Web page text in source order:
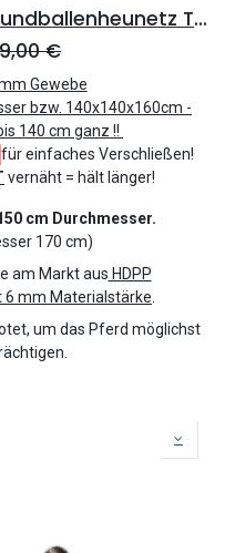
60mm L-Öko-Tex-Profi-Rundballenheunetz Titan - 6mm Gewebe - 170cmØx160cm/h - 160cm Rundballen (Made in EU-Ökotex)
€
Gewebe
bzw. 140x140x160cm -
140 cm ganz !!
für einfaches Verschließen!
vernäht = hält länger!
cm Durchmesser.
170 cm)
am Markt aus HDPP
6 mm Materialstärke
um das Pferd möglichst